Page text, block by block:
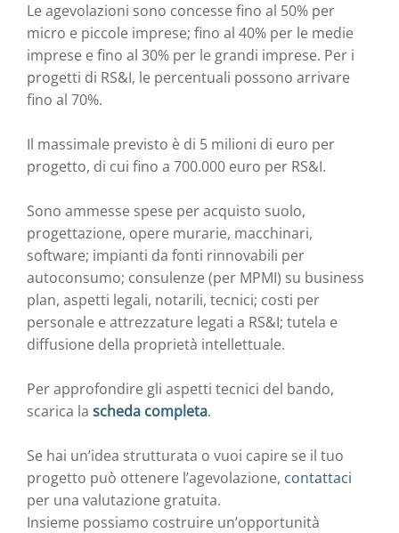
Le agevolazioni sono concesse fino al 50% per
micro e piccole imprese; fino al 40% per le medie
imprese e fino al 30% per le grandi imprese. Per i
progetti di RS&I, le percentuali possono arrivare
fino al 70%.
Il massimale previsto è di 5 milioni di euro per
progetto, di cui fino a 700.000 euro per RS&I.
Sono ammesse spese per acquisto suolo,
progettazione, opere murarie, macchinari,
software; impianti da fonti rinnovabili per
autoconsumo; consulenze (per MPMI) su business
plan, aspetti legali, notarili, tecnici; costi per
personale e attrezzature legati a RS&I; tutela e
diffusione della proprietà intellettuale.
Per approfondire gli aspetti tecnici del bando,
scarica la scheda completa.
Se hai un’idea strutturata o vuoi capire se il tuo
progetto può ottenere l’agevolazione, contattaci
per una valutazione gratuita.
Insieme possiamo costruire un’opportunità